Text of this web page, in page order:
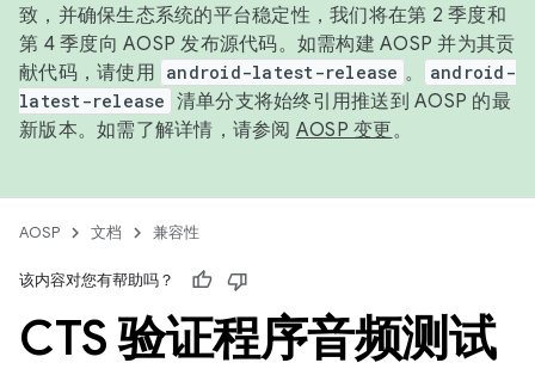
致，并确保生态系统的平台稳定性，我们将在第 2 季度和
第 4 季度向 AOSP 发布源代码。如需构建 AOSP 并为其贡
献代码，请使用 android-latest-release 。
android-
latest-release 清单分支将始终引用推送到 AOSP 的最
新版本。如需了解详情，请参阅 AOSP 变更。
AOSP 文档 兼容性
该内容对您有帮助吗？
CTS 验证程序音频测试